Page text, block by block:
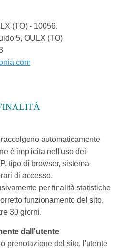
(TO) - 10056.
5, OULX (TO)
automaticamente
è implicita nell'uso dei
tipo di browser, sistema
di accesso.
per finalità statistiche
funzionamento del sito.
30 giorni.
dall'utente
prenotazione del sito, l'utente